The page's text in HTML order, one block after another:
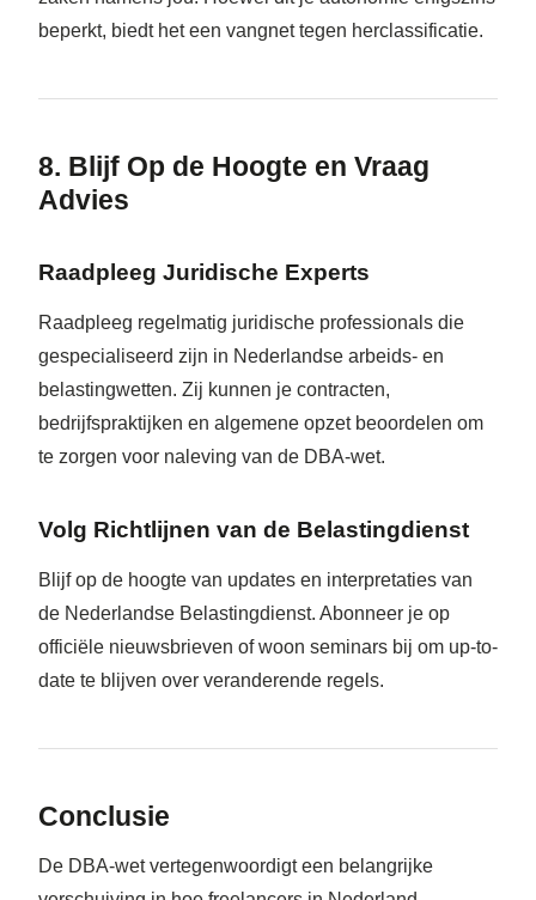
beperkt, biedt het een vangnet tegen herclassificatie.
8. Blijf Op de Hoogte en Vraag
Advies
Raadpleeg Juridische Experts
Raadpleeg regelmatig juridische professionals die
gespecialiseerd zijn in Nederlandse arbeids- en
belastingwetten. Zij kunnen je contracten,
bedrijfspraktijken en algemene opzet beoordelen om
te zorgen voor naleving van de DBA-wet.
Volg Richtlijnen van de Belastingdienst
Blijf op de hoogte van updates en interpretaties van
de Nederlandse Belastingdienst. Abonneer je op
officiële nieuwsbrieven of woon seminars bij om up-to-
date te blijven over veranderende regels.
Conclusie
De DBA-wet vertegenwoordigt een belangrijke